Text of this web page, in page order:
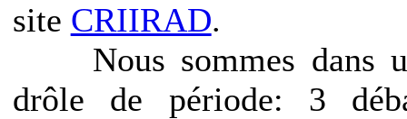
site CRIIRAD.
Nous sommes dans
drôle de période: 3